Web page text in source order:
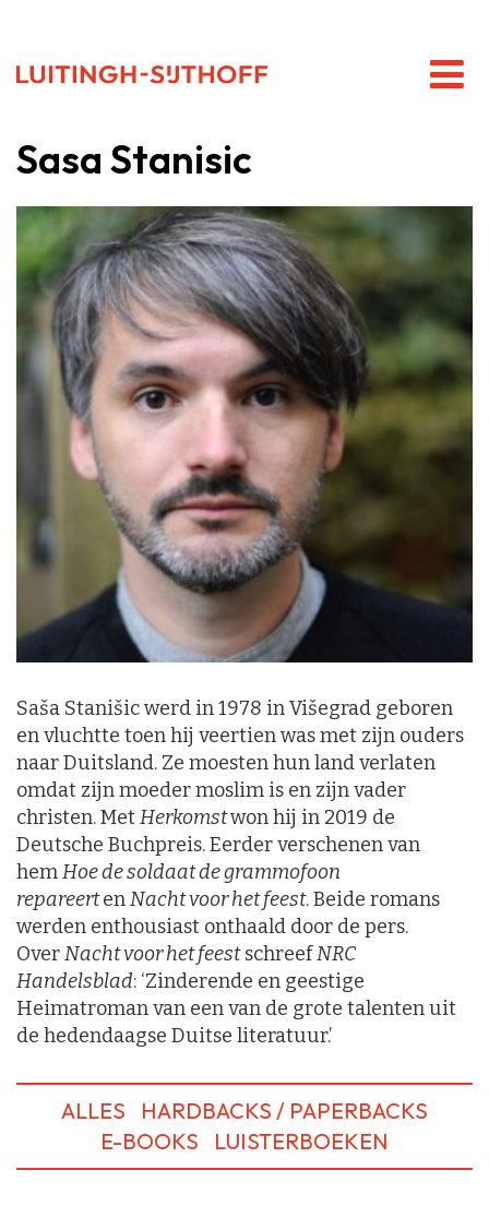
Sasa Stanisic
Saša Stanišic werd in 1978 in Višegrad geboren
en vluchtte toen hij veertien was met zijn ouders
naar Duitsland. Ze moesten hun land verlaten
omdat zijn moeder moslim is en zijn vader
christen. MetHerkomstwon hij in 2019 de
Deutsche Buchpreis. Eerder verschenen van
hemHoe de soldaat de grammofoon
repareertenNacht voor het feest. Beide romans
werden enthousiast onthaald door de pers.
OverNacht voor het feestschreefNRC
Handelsblad: ‘Zinderende en geestige
Heimatroman van een van de grote talenten uit
de hedendaagse Duitse literatuur.’
ALLES
HARDBACKS / PAPERBACKS
E-BOOKS
LUISTERBOEKEN